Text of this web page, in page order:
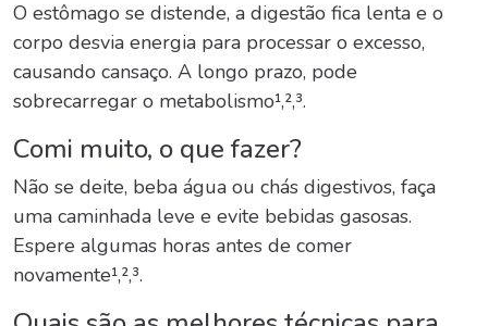
O estômago se distende, a digestão fica lenta e o
corpo desvia energia para processar o excesso,
causando cansaço. A longo prazo, pode
sobrecarregar o metabolismo¹,²,³.
Comi muito, o que fazer?
Não se deite, beba água ou chás digestivos, faça
uma caminhada leve e evite bebidas gasosas.
Espere algumas horas antes de comer
novamente¹,²,³.